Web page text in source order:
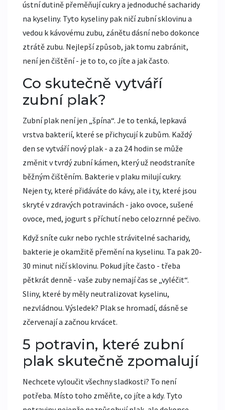
ústní dutině přeměňují cukry a jednoduché sacharidy
na kyseliny. Tyto kyseliny pak ničí zubní sklovinu a
vedou k kávovému zubu, zánětu dásní nebo dokonce
ztrátě zubu. Nejlepší způsob, jak tomu zabránit,
není jen čištění - je to to, co jíte a jak často.
Co skutečně vytváří
zubní plak?
Zubní plak není jen „špína“. Je to tenká, lepkavá
vrstva bakterií, které se přichycují k zubům. Každý
den se vytváří nový plak - a za 24 hodin se může
změnit v tvrdý zubní kámen, který už neodstraníte
běžným čištěním. Bakterie v plaku milují cukry.
Nejen ty, které přidáváte do kávy, ale i ty, které jsou
skryté v zdravých potravinách - jako ovoce, sušené
ovoce, med, jogurt s příchutí nebo celozrnné pečivo.
Když sníte cukr nebo rychle strávitelné sacharidy,
bakterie je okamžitě přemění na kyselinu. Ta pak 20-
30 minut ničí sklovinu. Pokud jíte často - třeba
pětkrát denně - vaše zuby nemají čas se „vyléčit“.
Sliny, které by měly neutralizovat kyselinu,
nezvládnou. Výsledek? Plak se hromadí, dásně se
zčervenají a začnou krvácet.
5 potravin, které zubní
plak skutečně zpomalují
Nechcete vyloučit všechny sladkosti? To není
potřeba. Místo toho změňte, co jíte a kdy. Tyto